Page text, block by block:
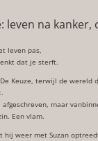
leven na kanker,
leven pas,
dat je sterft.
Keuze, terwijl de wereld
afgeschreven, maar
Een vlam.
hij weer met Suzan